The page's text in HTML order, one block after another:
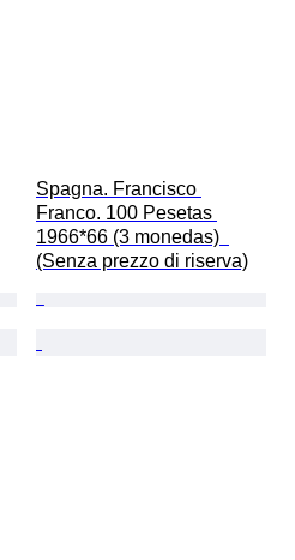
Spagna. Francisco
Franco. 100 Pesetas
1966*66 (3 monedas)
(Senza prezzo di riserva)